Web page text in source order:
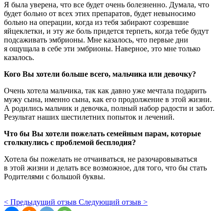
Я была уверена, что все будет очень болезненно. Думала, что
будет больно от всех этих препаратов, будет невыносимо
больно на операции, когда из тебя забирают созревшие
яйцеклетки, и эту же боль придется терпеть, когда тебе будут
подсаживать эмбрионы. Мне казалось, что первые дни
я ощущала в себе эти эмбрионы. Наверное, это мне только
казалось.
Кого Вы хотели больше всего, мальчика или девочку?
Очень хотела мальчика, так как давно уже мечтала подарить
мужу сына, именно сына, как его продолжение в этой жизни.
А родились мальчик и девочка, полный набор радости и забот.
Результат наших шестилетних попыток и лечений.
Что бы Вы хотели пожелать семейным парам, которые
столкнулись с проблемой бесплодия?
Хотела бы пожелать не отчаиваться, не разочаровываться
в этой жизни и делать все возможное, для того, что бы стать
Родителями с большой буквы.
< Предыдущий отзыв Следующий отзыв >